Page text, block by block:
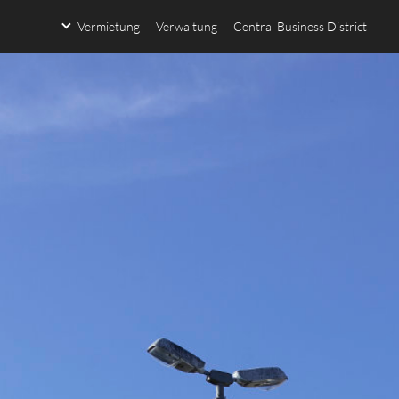
Vermietung Verwaltung Central Business District